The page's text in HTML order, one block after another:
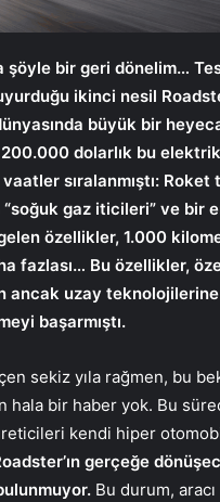
şöyle bir geri dönelim…
ikinci nesil
büyük bir
dolarlık bu
vaatler sıralanmıştı:
gaz iticileri” ve bir
özellikler, 1.000
fazlası… Bu özellikler,
ancak uzay
başarmıştı.
sekiz yıla rağmen, bu
hala bir haber yok. Bu
kendi hiper
gerçeğe
Bu durum, aracı